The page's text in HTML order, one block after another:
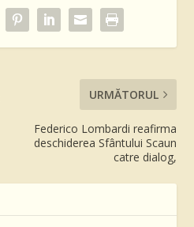
URMĂTORUL
Federico Lombardi reafirma
deschiderea Sfântului Scaun
catre dialog,